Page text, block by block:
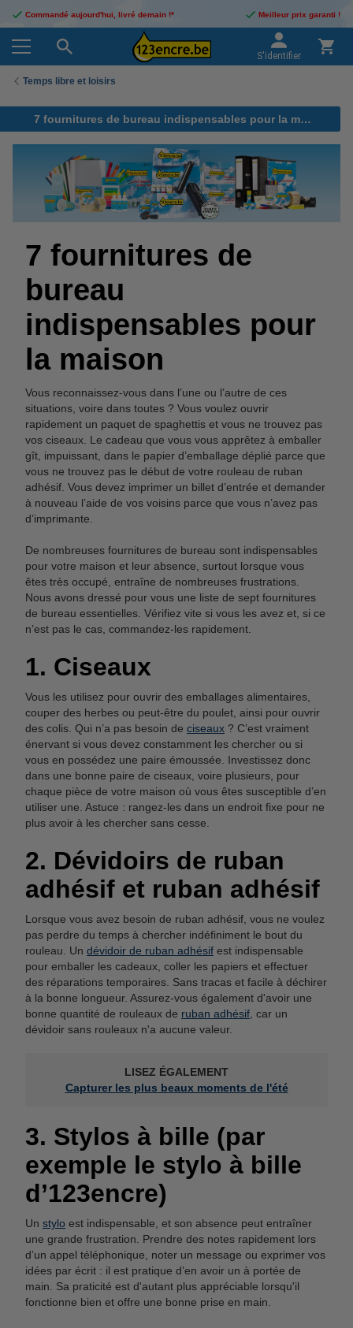
Commandé aujourd'hui, livré demain !* Meilleur prix garanti !
S'identifier
Temps libre et loisirs
7 fournitures de bureau indispensables pour la maison
7 fournitures de
bureau
indispensables pour
la maison
Vous reconnaissez-vous dans l’une ou l’autre de ces
situations, voire dans toutes ? Vous voulez ouvrir
rapidement un paquet de spaghettis et vous ne trouvez pas
vos ciseaux. Le cadeau que vous vous apprêtez à emballer
gît, impuissant, dans le papier d’emballage déplié parce que
vous ne trouvez pas le début de votre rouleau de ruban
adhésif. Vous devez imprimer un billet d’entrée et demander
à nouveau l’aide de vos voisins parce que vous n’avez pas
d’imprimante.
De nombreuses fournitures de bureau sont indispensables
pour votre maison et leur absence, surtout lorsque vous
êtes très occupé, entraîne de nombreuses frustrations.
Nous avons dressé pour vous une liste de sept fournitures
de bureau essentielles. Vérifiez vite si vous les avez et, si ce
n’est pas le cas, commandez-les rapidement.
1. Ciseaux
Vous les utilisez pour ouvrir des emballages alimentaires,
couper des herbes ou peut-être du poulet, ainsi pour ouvrir
des colis. Qui n’a pas besoin de ciseaux ? C’est vraiment
énervant si vous devez constamment les chercher ou si
vous en possédez une paire émoussée. Investissez donc
dans une bonne paire de ciseaux, voire plusieurs, pour
chaque pièce de votre maison où vous êtes susceptible d’en
utiliser une. Astuce : rangez-les dans un endroit fixe pour ne
plus avoir à les chercher sans cesse.
2. Dévidoirs de ruban
adhésif et ruban adhésif
Lorsque vous avez besoin de ruban adhésif, vous ne voulez
pas perdre du temps à chercher indéfiniment le bout du
rouleau. Un dévidoir de ruban adhésif est indispensable
pour emballer les cadeaux, coller les papiers et effectuer
des réparations temporaires. Sans tracas et facile à déchirer
à la bonne longueur. Assurez-vous également d'avoir une
bonne quantité de rouleaux de ruban adhésif, car un
dévidoir sans rouleaux n'a aucune valeur.
LISEZ ÉGALEMENT
Capturer les plus beaux moments de l'été
3. Stylos à bille (par
exemple le stylo à bille
d’123encre)
Un stylo est indispensable, et son absence peut entraîner
une grande frustration. Prendre des notes rapidement lors
d’un appel téléphonique, noter un message ou exprimer vos
idées par écrit : il est pratique d’en avoir un à portée de
main. Sa praticité est d'autant plus appréciable lorsqu'il
fonctionne bien et offre une bonne prise en main.